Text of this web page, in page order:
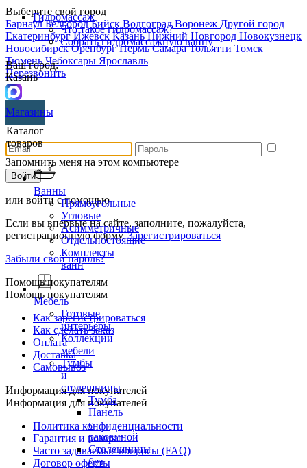
Выберите свой город
БарнаулБелгородБийск ВолгоградВоронеж Другой город
ЕкатеринбургИжевскКазаньНижний Новгород Новокузнецк
НовосибирскОренбургПермьСамараТольятти Томск
ТюменьЧебоксары Ярославль
Перезвонить
Гидромассаж
Что такое гидромассаж?
Собрать гидромассажную ванну
Ваш город:
Казань
Магазины
Каталог
товаров
Ванны
Прямоугольные
Угловые
Асимметричные
Отдельностоящие
Комплекты
ванн
Мебель
Готовые
интерьеры
Коллекции
мебели
Тумбы
и
столешницы
Тумба
Панель
с
раковиной
Столешницы
без
Запомнить меня на этом компьютере
или войти с помощью
Если вы впервые на сайте, заполните, пожалуйста,
регистрационную форму.Зарегистрироваться
Забыли свой пароль?
Помощь покупателям
Помощь покупателям
Как зарегистрироваться
Как сделать заказ
Оплата
Доставка
Самовывоз
Информация для покупателей
Информация для покупателей
Политика конфиденциальности
Гарантия и возврат
Часто задаваемые вопросы (FAQ)
Договор оферты